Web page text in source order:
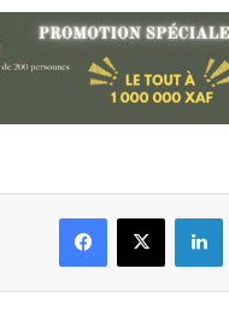
FacebookX